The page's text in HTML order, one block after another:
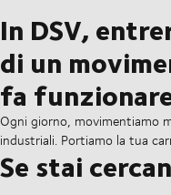
In DSV,
di un
fa
Ogni giorno, movimentiamo
industriali. Portiamo la tua
Se stai